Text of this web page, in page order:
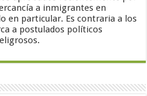
a inmigrantes en
en particular. Es contraria a los
a postulados políticos